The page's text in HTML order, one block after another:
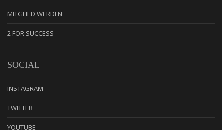
MITGLIED WERDEN
2 FOR SUCCESS
SOCIAL
INSTAGRAM
TWITTER
YOUTUBE